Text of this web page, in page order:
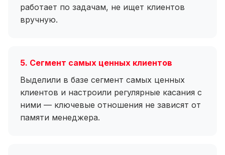
работает по задачам, не ищет клиентов
вручную.
5. Сегмент самых ценных клиентов
Выделили в базе сегмент самых ценных
клиентов и настроили регулярные касания с
ними — ключевые отношения не зависят от
памяти менеджера.